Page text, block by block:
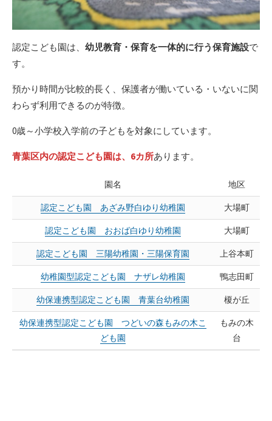
認定こども園は、 幼児教育・保育を一体的に行う保育施設で
す。
預かり時間が比較的長く、保護者が働いている・いないに関
わらず利用できるのが特徴。
0歳～小学校入学前の子どもを対象にしています。
青葉区内の認定こども園は、6カ所あります。
園名 地区
認定こども園 あざみ野白ゆり幼稚園 大場町
認定こども園 おおば白ゆり幼稚園 大場町
認定こども園 三陽幼稚園・三陽保育園 上谷本町
幼稚園型認定こども園 ナザレ幼稚園 鴨志田町
幼保連携型認定こども園 青葉台幼稚園 榎が丘
幼保連携型認定こども園 つどいの森もみの木こ
ども園
もみの木
台